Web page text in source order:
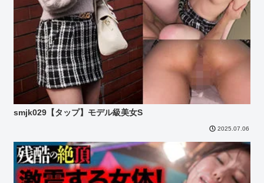
smjk029【タップ】モデル級美女S
2025.07.06